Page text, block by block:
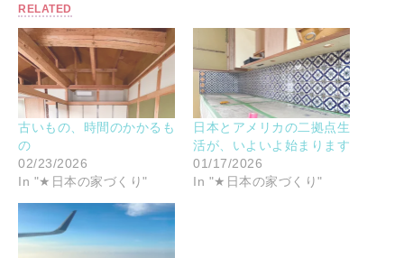
RELATED
古いもの、時間のかかるも
の
02/23/2026
In "★日本の家づくり"
日本とアメリカの二拠点生
活が、いよいよ始まります
01/17/2026
In "★日本の家づくり"